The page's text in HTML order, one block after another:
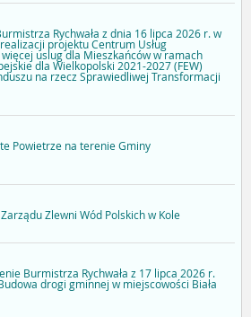
Rychwała z dnia 16 lipca 2026 r. w
projektu Centrum Usług
więcej uslug dla Mieszkańców w ramach
dla Wielkopolski 2021-2027 (FEW)
na rzecz Sprawiedliwej Transformacji
Powietrze na terenie Gminy
Zlewni Wód Polskich w Kole
Burmistrza Rychwała z 17 lipca 2026 r.
drogi gminnej w miejscowości Biała